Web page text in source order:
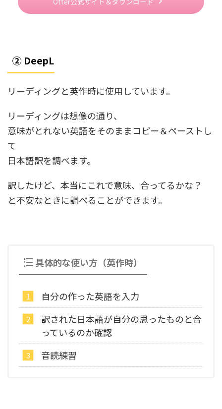
② DeepL
リーディングと英作時に使用しています。
リーディングは想像の通り、
意味がとれない英語をそのままコピー＆ペーストし
て
日本語訳を調べます。
訳したけど、本当にこれで意味、合ってるかな？
と不安なときに調べることができます。
具体的な使い方（英作時）
自分の作った英語を入力
訳された日本語が自分の思ったものと合
っているのか確認
音読練習